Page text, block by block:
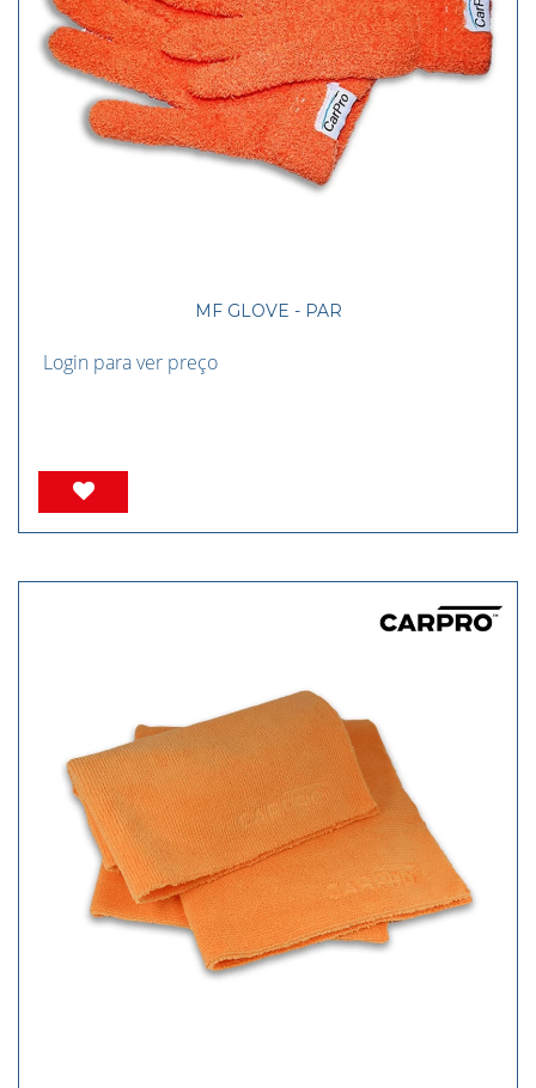
MF GLOVE - PAR
Login para ver preço